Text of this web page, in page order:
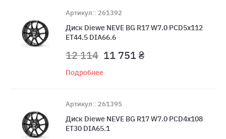
Артикул:: 261392
Диск Diewe NEVE BG R17 W7.0 PCD5x112
ET44.5 DIA66.6
12 114 11 751 ₴
Подробнее
Артикул:: 261395
Диск Diewe NEVE BG R17 W7.0 PCD4x108
ET30 DIA65.1